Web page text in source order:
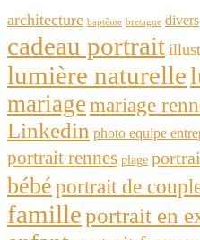
architecture baptême bretagne divers
cadeau portrait
lumière naturelle
mariagemariage
Linkedin photo equipe
portrait rennes plage
bébéportrait de
familleportrait en